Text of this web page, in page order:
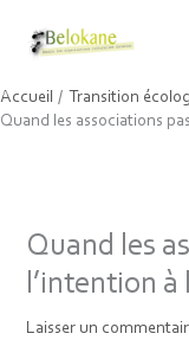
Accueil
Transition
Quand les associations
Quand les
l’intention à
Laisser un